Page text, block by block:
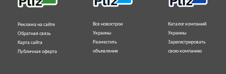
Реклама на сайте
Обратная связь
Карта сайта
Публичная оферта
Все новострои
Украины
Разместить
объявление
Каталог компаний
Украины
Зарегистрировать
свою компанию